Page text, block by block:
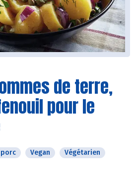
de terre,
pour le
porc Vegan
Végétarien